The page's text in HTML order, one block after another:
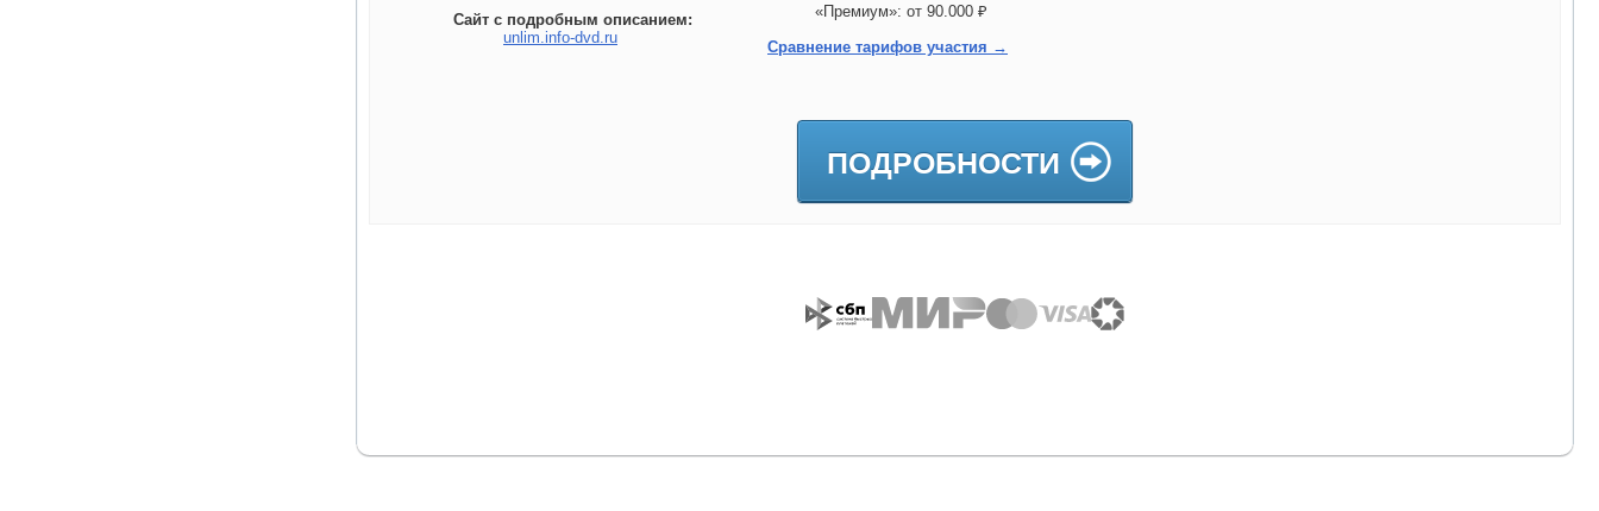
Сайт с подробным описанием:
unlim.info-dvd.ru
«Премиум»: от 90.000 ₽
Сравнение тарифов участия →
ПОДРОБНОСТИ